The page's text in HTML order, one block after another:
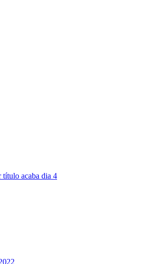
título acaba dia 4